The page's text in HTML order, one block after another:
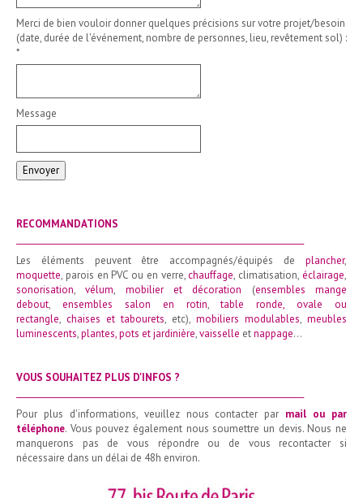
Merci de bien vouloir donner quelques précisions sur votre projet/besoin
(date, durée de l'événement, nombre de personnes, lieu, revêtement sol) :
*
Message
Envoyer
RECOMMANDATIONS
Les éléments peuvent être accompagnés/équipés de plancher,
moquette, parois en PVC ou en verre,chauffage, climatisation,éclairage,
sonorisation,vélum, mobilier et décoration (ensembles mange
debout, ensembles salon en rotin,table ronde,ovale ou
rectangle, chaises et tabourets, etc), mobiliers modulables, meubles
luminescents,plantes, pots et jardinière,vaisselle etnappage…
VOUS SOUHAITEZ PLUS D'INFOS ?
Pour plus d'informations, veuillez nous contacter par mail ou par
téléphone. Vous pouvez également nous soumettre un devis. Nous ne
manquerons pas de vous répondre ou de vous recontacter si
nécessaire dans un délai de 48h environ.